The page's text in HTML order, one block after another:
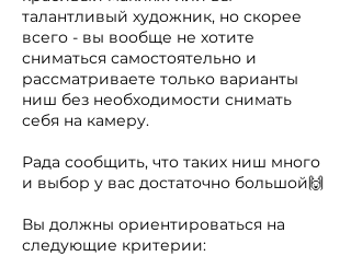
талантливый художник, но скорее
всего - вы вообще не хотите
сниматься самостоятельно и
рассматриваете только варианты
ниш без необходимости снимать
себя на камеру.
Рада сообщить, что таких ниш много
и выбор у вас достаточно большой🙌
Вы должны ориентироваться на
следующие критерии: